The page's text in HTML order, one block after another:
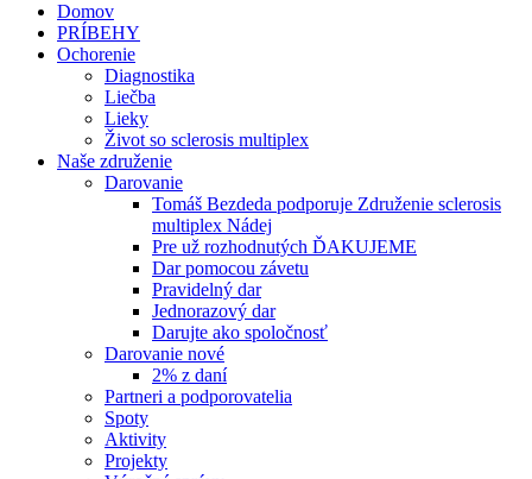
Domov
PRÍBEHY
Ochorenie
Diagnostika
Liečba
Lieky
Život so sclerosis multiplex
Naše združenie
Darovanie
Tomáš Bezdeda podporuje Združenie sclerosis
multiplex Nádej
Pre už rozhodnutých ĎAKUJEME
Dar pomocou závetu
Pravidelný dar
Jednorazový dar
Darujte ako spoločnosť
Darovanie nové
2% z daní
Partneri a podporovatelia
Spoty
Aktivity
Projekty